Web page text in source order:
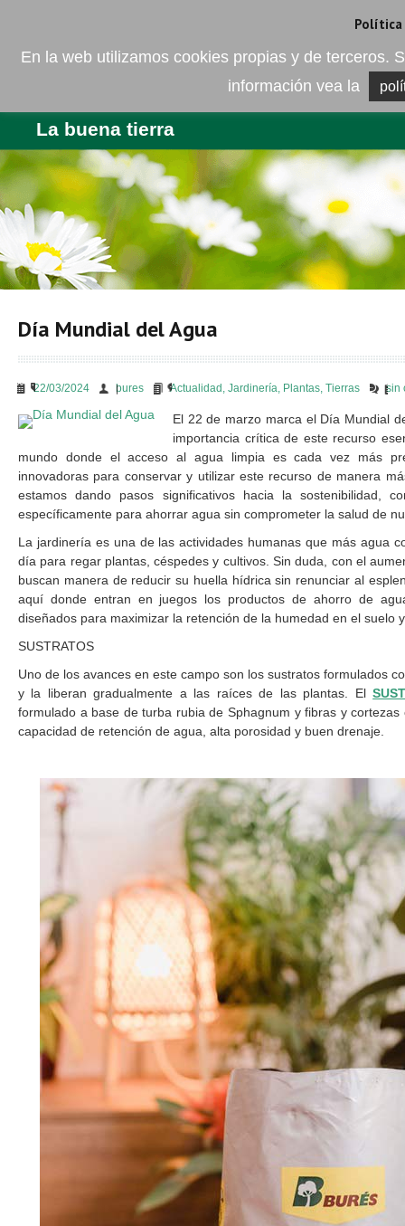
La buena tierra
EMPRESA PRODUCTOS
Día Mundial del Agua
22/03/2024 bures Actualidad , Jardinería, Plantas, Tierras sin
El 22 de marzo marca el Día Mundial
importancia crítica de este recurso
mundo donde el acceso al agua limpia es cada vez más
innovadoras para conservar y utilizar este recurso de manera
estamos dando pasos significativos hacia la sostenibilidad,
específicamente para ahorrar agua sin comprometer la salud de
La jardinería es una de las actividades humanas que más agua
día para regar plantas, céspedes y cultivos. Sin duda, con el
buscan manera de reducir su huella hídrica sin renunciar al
aquí donde entran en juegos los productos de ahorro de
diseñados para maximizar la retención de la humedad en el suelo
SUSTRATOS
Uno de los avances en este campo son los sustratos formulados
y la liberan gradualmente a las raíces de las plantas. El
formulado a base de turba rubia de Sphagnum y fibras y
capacidad de retención de agua, alta porosidad y buen drenaje.
Política
En la web utilizamos cookies propias y de terceros.
información vea la